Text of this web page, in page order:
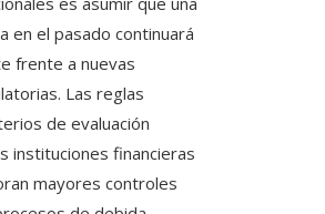
en el pasado continuará
frente a nuevas
Las reglas
de evaluación
instituciones financieras
mayores controles